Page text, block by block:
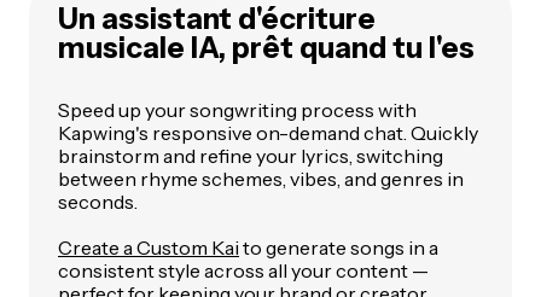
Un assistant d'écriture
musicale IA, prêt quand tu l'es
Speed up your songwriting process with
Kapwing's responsive on-demand chat. Quickly
brainstorm and refine your lyrics, switching
between rhyme schemes, vibes, and genres in
seconds.
Create a Custom Kai to generate songs in a
consistent style across all your content —